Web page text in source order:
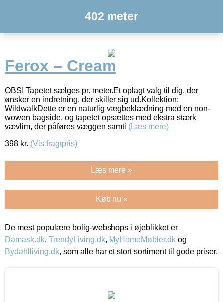
402 meter
Ferox – Cream
OBS! Tapetet sælges pr. meter.Et oplagt valg til dig, der
ønsker en indretning, der skiller sig ud.Kollektion:
WildwalkDette er en naturlig vægbeklædning med en non-
wowen bagside, og tapetet opsættes med ekstra stærk
vævlim, der påføres væggen samti (Læs mere)
398 kr. (Vis fragtpris)
Læs mere »
Køb nu »
De mest populære bolig-webshops i øjeblikket er
Damask.dk, TrendyLiving.dk, MyHomeMøbler.dk og
Bydahlliving.dk, som alle har et stort sortiment til gode priser.